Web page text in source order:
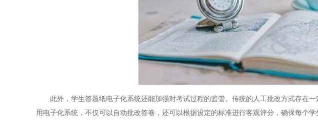
此外，学生答题纸电子化系统还能加强对考试过程的监管。传统的人工批改方式存在一
用电子化系统，不仅可以自动批改答卷，还可以根据设定的标准进行客观评分，确保每个